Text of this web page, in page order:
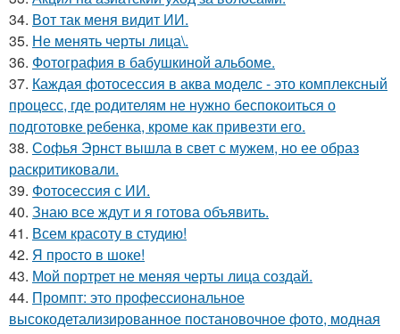
34. Вот так меня видит ИИ.
35. Не менять черты лица\.
36. Фотография в бабушкиной альбоме.
37. Каждая фотосессия в аква моделс - это комплексный
процесс, где родителям не нужно беспокоиться о
подготовке ребенка, кроме как привезти его.
38. Софья Эрнст вышла в свет с мужем, но ее образ
раскритиковали.
39. Фотосессия с ИИ.
40. Знаю все ждут и я готова объявить.
41. Всем красоту в студию!
42. Я просто в шоке!
43. Мой портрет не меняя черты лица создай.
44. Промпт: это профессиональное
высокодетализированное постановочное фото, модная